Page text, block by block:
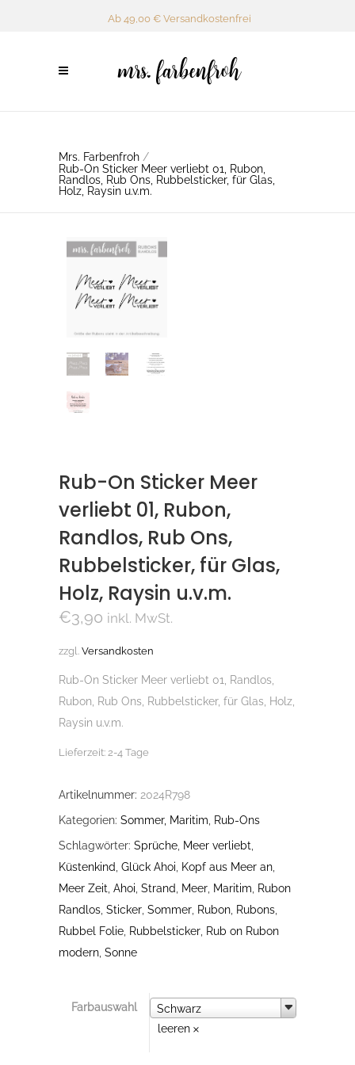
Ab 49,00 € Versandkostenfrei
Mrs. Farbenfroh /
Rub-On Sticker Meer verliebt 01, Rubon,
Randlos, Rub Ons, Rubbelsticker, für Glas,
Holz, Raysin u.v.m.
Rub-On Sticker Meer
verliebt 01, Rubon,
Randlos, Rub Ons,
Rubbelsticker, für Glas,
Holz, Raysin u.v.m.
€3,90 inkl. MwSt.
zzgl. Versandkosten
Rub-On Sticker Meer verliebt 01, Randlos,
Rubon, Rub Ons, Rubbelsticker, für Glas, Holz,
Raysin u.v.m.
Lieferzeit: 2-4 Tage
Artikelnummer: 2024R798
Kategorien: Sommer, Maritim
Rub-Ons
Schlagwörter: Sprüche Meer verliebt
Küstenkind Glück Ahoi Kopf aus Meer an
Meer Zeit Ahoi Strand Meer Maritim
Rubon
Randlos Sticker Sommer Rubon Rubons
Rubbel Folie Rubbelsticker Rub on Rubon
modern Sonne
Farbauswahl Schwarz
Farbauswahl
leeren